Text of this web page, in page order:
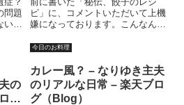
問題
い
ま
０万
ピ」に、コメントいただいて上機
嫌になっております。こんなんで
ないような気がしてきました。乱
方過ぎ？と反省も「少しだけ」し
ております。先ず、何人前なのか
よ...
の
グ
今日のお料理
カレー風？ – なりゆき主夫
のリアルな日常 – 楽天ブロ
グ（Blog）